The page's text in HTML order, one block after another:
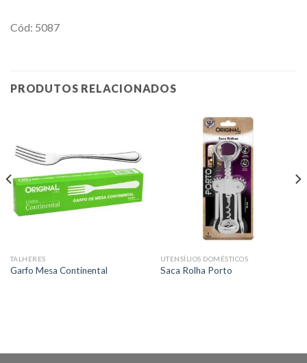
Cód: 5087
PRODUTOS RELACIONADOS
TALHERES
Garfo Mesa Continental
UTENSÍLIOS DOMÉSTICOS
Saca Rolha Porto